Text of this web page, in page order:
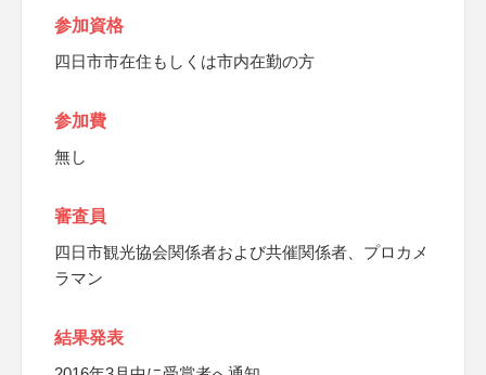
参加資格
四日市市在住もしくは市内在勤の方
参加費
無し
審査員
四日市観光協会関係者および共催関係者、プロカメ
ラマン
結果発表